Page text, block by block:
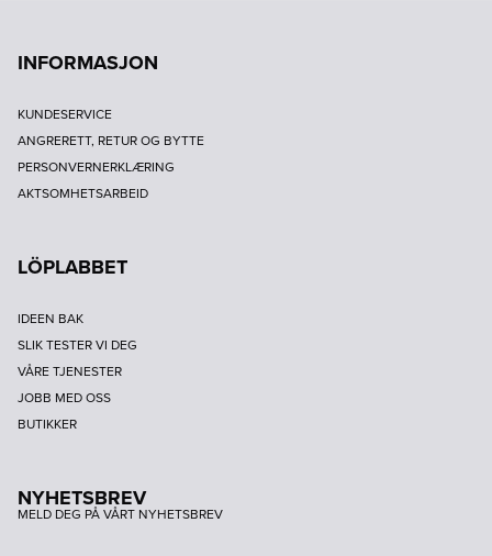
INFORMASJON
KUNDESERVICE
ANGRERETT, RETUR OG BYTTE
PERSONVERNERKLÆRING
AKTSOMHETSARBEID
LÖPLABBET
IDEEN BAK
SLIK TESTER VI DEG
VÅRE TJENESTER
JOBB MED OSS
BUTIKKER
NYHETSBREV
MELD DEG PÅ VÅRT NYHETSBREV